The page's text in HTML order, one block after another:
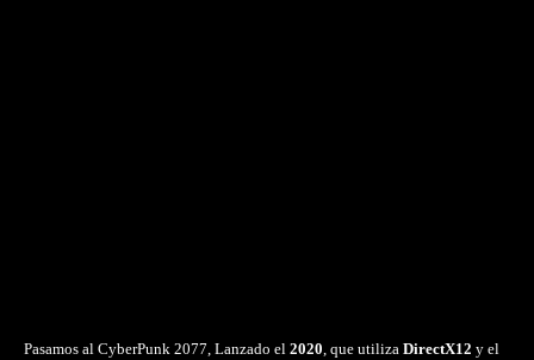
Pasamos al CyberPunk 2077, Lanzado el 2020, que utiliza DirectX12 y el